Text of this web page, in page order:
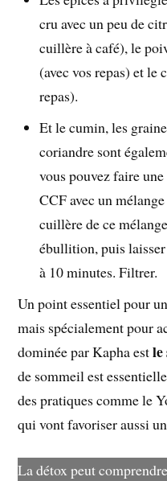
cru avec un peu de
cuillère à café), le
(avec vos repas) et le
repas).
Et le cumin, les
coriandre sont
vous pouvez faire
CCF avec un
cuillère de ce
ébullition, puis
à 10 minutes. Filtrer.
Un point essentiel pour
mais spécialement pour
dominée par Kapha est
de sommeil est
des pratiques comme le
qui vont favoriser aussi
La détox peut